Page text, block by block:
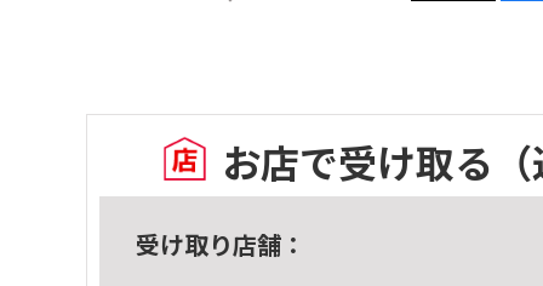
お店で受け取る
受け取り店舗：